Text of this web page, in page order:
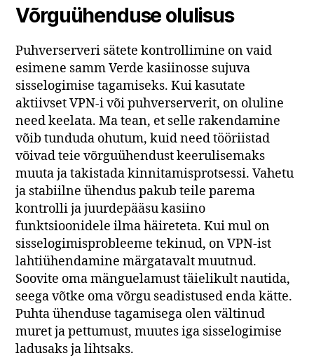
Võrguühenduse olulisus
Puhverserveri sätete kontrollimine on vaid
esimene samm Verde kasiinosse sujuva
sisselogimise tagamiseks. Kui kasutate
aktiivset VPN-i või puhverserverit, on oluline
need keelata. Ma tean, et selle rakendamine
võib tunduda ohutum, kuid need tööriistad
võivad teie võrguühendust keerulisemaks
muuta ja takistada kinnitamisprotsessi. Vahetu
ja stabiilne ühendus pakub teile parema
kontrolli ja juurdepääsu kasiino
funktsioonidele ilma häireteta. Kui mul on
sisselogimisprobleeme tekinud, on VPN-ist
lahtiühendamine märgatavalt muutnud.
Soovite oma mänguelamust täielikult nautida,
seega võtke oma võrgu seadistused enda kätte.
Puhta ühenduse tagamisega olen vältinud
muret ja pettumust, muutes iga sisselogimise
ladusaks ja lihtsaks.